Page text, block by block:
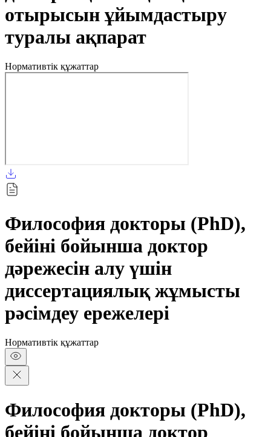
отырысын ұйымдастыру
туралы ақпарат
Нормативтік құжаттар
Философия докторы (PhD),
бейіні бойынша доктор
дәрежесін алу үшін
диссертациялық жұмысты
рәсімдеу ережелері
Нормативтік құжаттар
Философия докторы (PhD),
бейіні бойынша доктор